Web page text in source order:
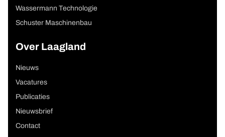
Wassermann Technologie
Schuster Maschinenbau
Over Laagland
Nieuws
Vacatures
Publicaties
Nieuwsbrief
Contact